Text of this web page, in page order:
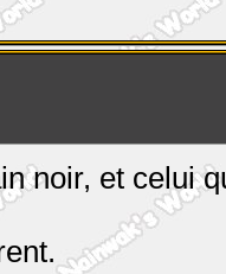
noir, et celui